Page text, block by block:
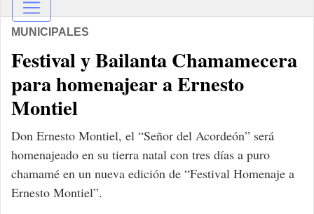
MUNICIPALES
Festival y Bailanta Chamamecera
para homenajear a Ernesto
Montiel
Don Ernesto Montiel, el “Señor del Acordeón” será
homenajeado en su tierra natal con tres días a puro
chamamé en un nueva edición de “Festival Homenaje a
Ernesto Montiel”.